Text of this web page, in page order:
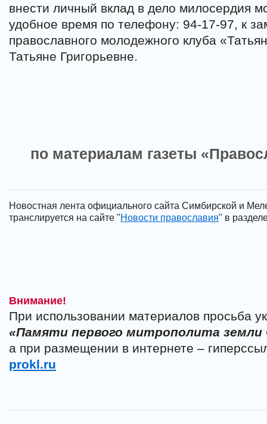
внести личный вклад в дело милосердия
удобное время по телефону: 94-17-97, к
православного молодежного клуба
Татьяне Григорьевне.
по материалам газеты
Новостная лента официального сайта Симбирской и
транслируется на сайте "Новости православия" в
Внимание!
При использовании материалов просьба
«Памяти первого митрополита земли
а при размещении в интернете –
prokl.ru